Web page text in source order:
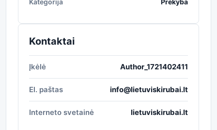
Kontaktai
Įkėlė Author_1721402411
El. paštas info@lietuviskirubai.lt
Interneto svetainė lietuviskirubai.lt